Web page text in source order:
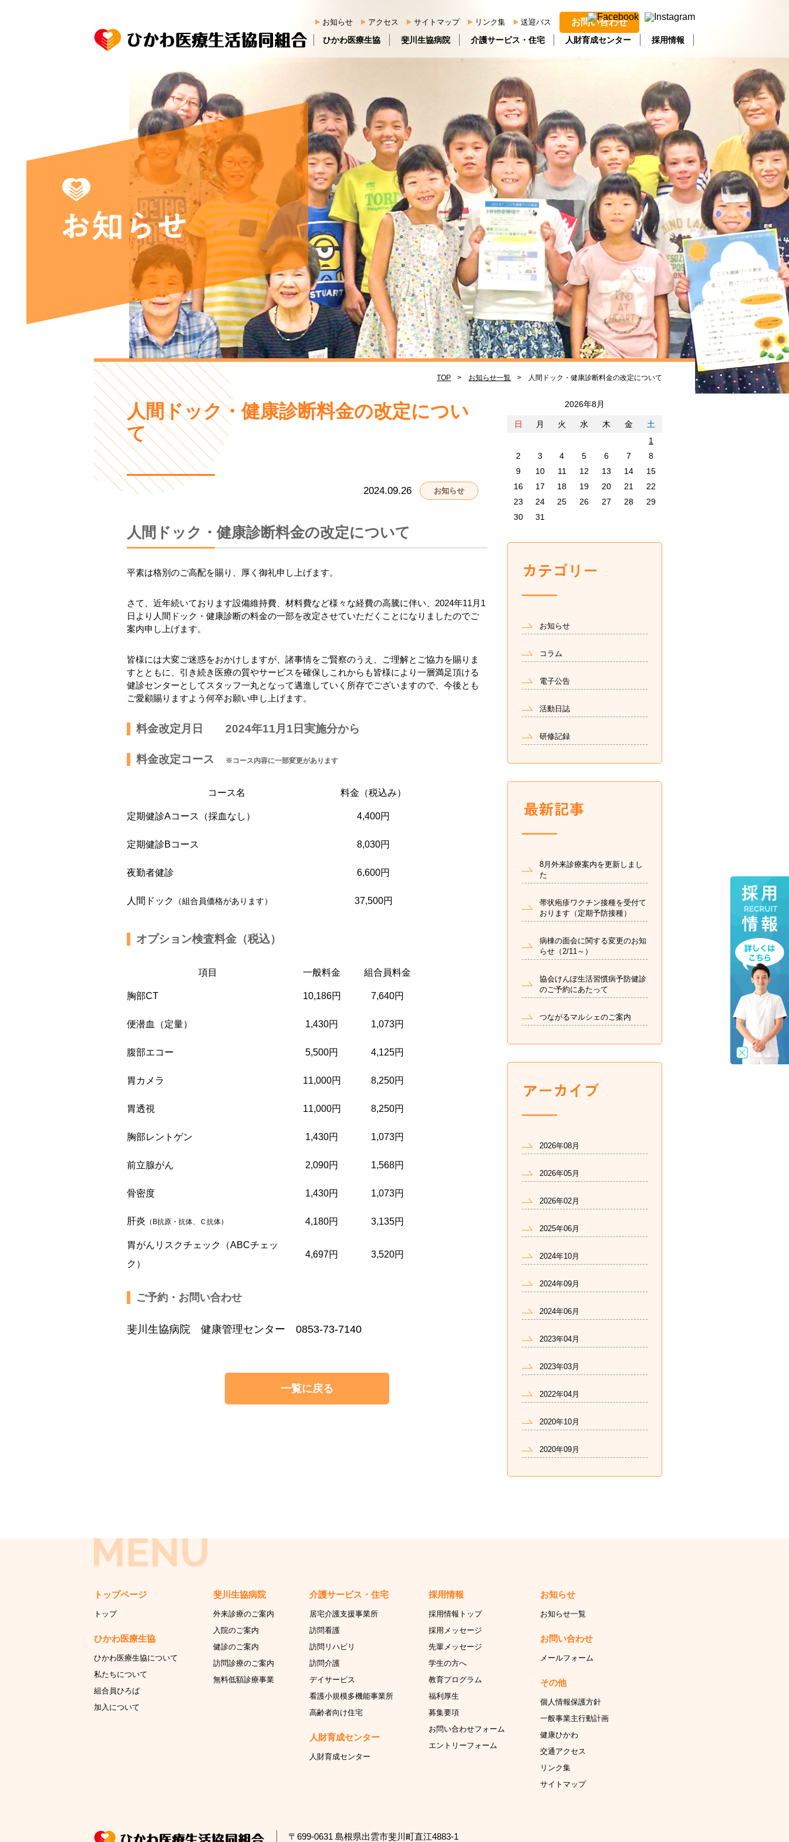
お知らせ アクセス サイトマップ リンク集 送迎バス お問い合わせ
ひかわ医療生協 斐川生協病院 介護サービス・住宅 人財育成センター 採用情報
TOP お知らせ一覧 人間ドック・健康診断料金の改定について
人間ドック・健康診断料金の改定につい
て
2024.09.26 お知らせ
人間ドック・健康診断料金の改定について
平素は格別のご高配を賜り、厚く御礼申し上げます。
さて、近年続いております設備維持費、材料費など様々な経費の高騰に伴い、2024年11月1
日より人間ドック・健康診断の料金の一部を改定させていただくことになりましたのでご
案内申し上げます。
皆様には大変ご迷惑をおかけしますが、諸事情をご賢察のうえ、ご理解とご協力を賜りま
すとともに、引き続き医療の質やサービスを確保しこれからも皆様により一層満足頂ける
健診センターとしてスタッフ一丸となって邁進していく所存でございますので、今後とも
ご愛顧賜りますよう何卒お願い申し上げます。
料金改定月日 2024年11月1日実施分から
料金改定コース ※コース内容に一部変更があります
コース名 料金（税込み）
定期健診Aコース（採血なし） 4,400円
定期健診Bコース 8,030円
夜勤者健診 6,600円
人間ドック （組合員価格があります） 37,500円
オプション検査料金（税込）
項目 一般料金 組合員料金
胸部CT 10,186円 7,640円
便潜血（定量） 1,430円 1,073円
腹部エコー 5,500円 4,125円
胃カメラ 11,000円 8,250円
胃透視 11,000円 8,250円
胸部レントゲン 1,430円 1,073円
前立腺がん 2,090円 1,568円
骨密度 1,430円 1,073円
肝炎 （B抗原・抗体、Ｃ抗体） 4,180円 3,135円
胃がんリスクチェック（ABCチェッ
ク）
4,697円 3,520円
ご予約・お問い合わせ
斐川生協病院 健康管理センター 0853-73-7140
一覧に戻る
2026年8月
日 月 火 水 木 金
土
1
2
3 4 5 6 7
8
9
10 11 12 13 14
15
16
17 18 19 20 21
22
23
24 25 26 27 28
29
30
31
お知らせ
コラム
電子公告
活動日誌
研修記録
8月外来診療案内を更新しまし
た
帯状疱疹ワクチン接種を受付て
おります（定期予防接種）
病棟の面会に関する変更のお知
らせ（2/11～）
協会けんぽ生活習慣病予防健診
のご予約にあたって
つながるマルシェのご案内
2026年08月
2026年05月
2026年02月
2025年06月
2024年10月
2024年09月
2024年06月
2023年04月
2023年03月
2022年04月
2020年10月
2020年09月
トップページ
トップ
ひかわ医療生協
ひかわ医療生協について
私たちについて
組合員ひろば
加入について
斐川生協病院
外来診療のご案内
入院のご案内
健診のご案内
訪問診療のご案内
無料低額診療事業
介護サービス・住宅
居宅介護支援事業所
訪問看護
訪問リハビリ
訪問介護
デイサービス
看護小規模多機能事業所
高齢者向け住宅
人財育成センター
人財育成センター
採用情報
採用情報トップ
採用メッセージ
先輩メッセージ
学生の方へ
教育プログラム
福利厚生
募集要項
お問い合わせフォーム
エントリーフォーム
お知らせ
お知らせ一覧
お問い合わせ
メールフォーム
その他
個人情報保護方針
一般事業主行動計画
健康ひかわ
交通アクセス
リンク集
サイトマップ
〒699-0631 島根県出雲市斐川町直江4883-1